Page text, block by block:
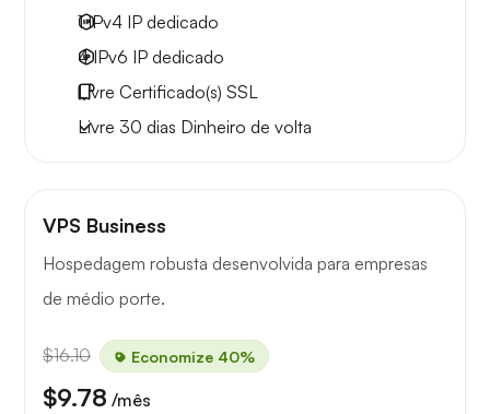
1 IPv4 IP dedicado
4 IPv6 IP dedicado
Livre Certificado(s) SSL
Livre 30 dias Dinheiro de volta
VPS Business
Hospedagem robusta desenvolvida para empresas
de médio porte.
$16.10 Economize 40%
$9.78 /mês